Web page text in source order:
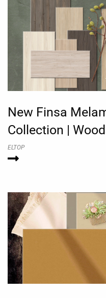
New Finsa
Collection |
ELTOP